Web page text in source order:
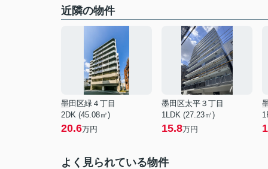
近隣の物件
墨田区緑４丁目
2DK (45.08㎡)
20.6万円
墨田区太平３丁目
1LDK (27.23㎡)
15.8万円
よく見られている物件